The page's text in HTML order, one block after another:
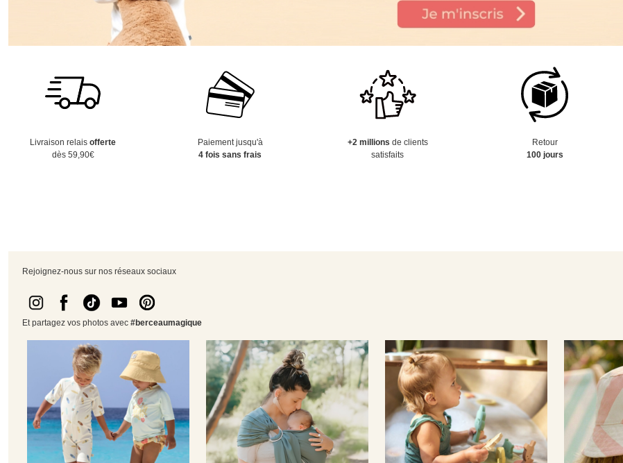
Livraison relaisofferte
dès 59,90€
Paiement jusqu'à
4 fois sans frais
+2 millions de clients
satisfaits
Retour
100 jours
Rejoignez-nous sur nos réseaux sociaux
Et partagez vos photos avec #berceaumagique